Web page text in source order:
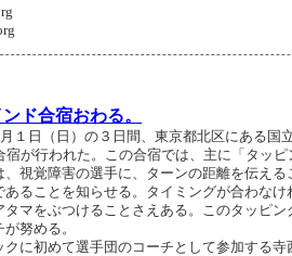
ド合宿おわる。
日（日）の３日間、東京都北区にある国
宿が行われた。この合宿では、主に「タッ
視覚障害の選手に、ターンの距離を伝える
あることを知らせる。タイミングが合わな
マをぶつけることさえある。このタッピ
努める。
に初めて選手団のコーチとして参加する